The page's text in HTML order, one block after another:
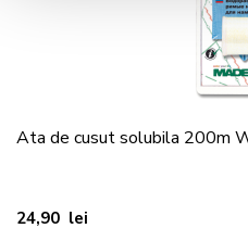
Ata de cusut solubila 200m
24,90 lei